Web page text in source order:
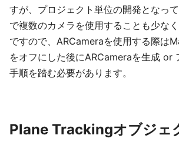
すが、プロジェクト単位の開発となっ
で複数のカメラを使用することも少なく
ですので、ARCameraを使用する際は
をオフにした後にARCameraを生成 or
手順を踏む必要があります。
Plane Trackingオブジェ